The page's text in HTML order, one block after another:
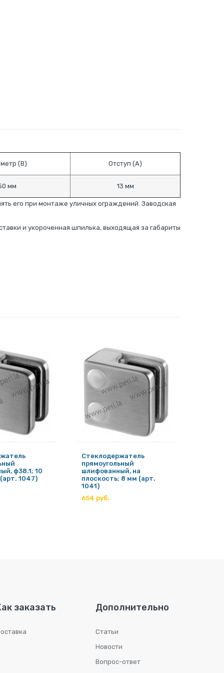
(B) Отступ (A)
мм 13 мм
его при монтаже уличных ограждений. Заводская
и укороченная шпилька, выходящая за габариты
ф38.1; 10
1047)
Стеклодержатель
прямоугольный
шлифованный, на
плоскость; 8 мм (арт.
1041)
654 руб.
заказать Дополнительно
Статьи
Новости
Вопрос-ответ